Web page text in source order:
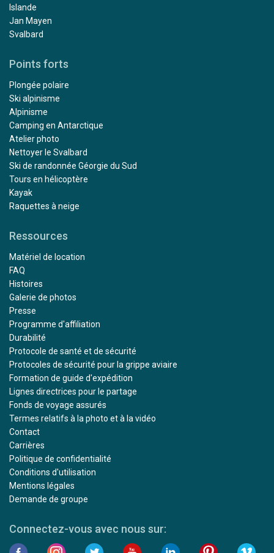
Islande
Jan Mayen
Svalbard
Points forts
Plongée polaire
Ski alpinisme
Alpinisme
Camping en Antarctique
Atelier photo
Nettoyer le Svalbard
Ski de randonnée Géorgie du Sud
Tours en hélicoptère
Kayak
Raquettes à neige
Ressources
Matériel de location
FAQ
Histoires
Galerie de photos
Presse
Programme d'affiliation
Durabilité
Protocole de santé et de sécurité
Protocoles de sécurité pour la grippe aviaire
Formation de guide d'expédition
Lignes directrices pour le partage
Fonds de voyage assurés
Termes relatifs à la photo et à la vidéo
Contact
Carrières
Politique de confidentialité
Conditions d'utilisation
Mentions légales
Demande de groupe
Connectez-vous avec nous sur: